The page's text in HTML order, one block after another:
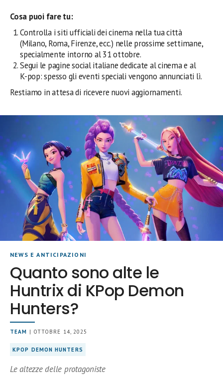
Cosa puoi fare tu:
Controlla i siti ufficiali dei cinema nella tua città
(Milano, Roma, Firenze, ecc.) nelle prossime settimane,
specialmente intorno al 31 ottobre.
Segui le pagine social italiane dedicate al cinema e al
K-pop: spesso gli eventi speciali vengono annunciati lì.
Restiamo in attesa di ricevere nuovi aggiornamenti.
NEWS E ANTICIPAZIONI
Quanto sono alte le
Huntrix di KPop Demon
Hunters?
TEAM | OTTOBRE 14, 2025
KPOP DEMON HUNTERS
Le altezze delle protagoniste